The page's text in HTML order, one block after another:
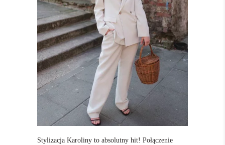
Stylizacja Karoliny to absolutny hit! Połączenie